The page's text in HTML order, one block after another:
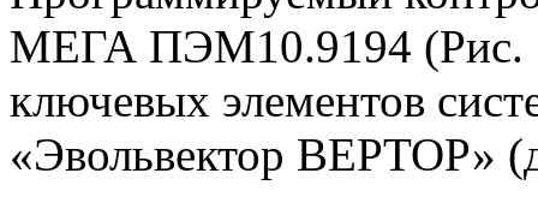
МЕГА ПЭМ10.9194 (Рис.
ключевых элементов
«Эвольвектор ВЕРТОР»